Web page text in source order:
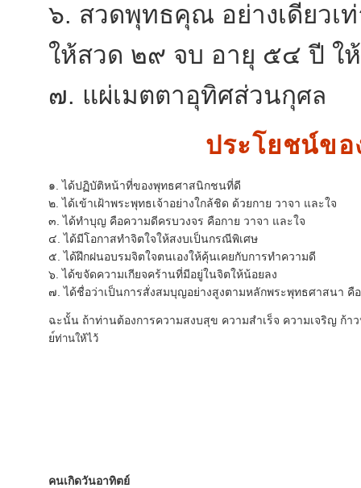
๖. สวดพุทธคุณ อย่างเดียวเ
ให้สวด ๒๙ จบ อายุ ๕๔ ปี ใ
๗. แผ่เมตตาอุทิศส่วนกุศล
ประโยชน์ข
๑. ได้ปฏิบัติหน้าที่ของพุทธศาสนิกชนที่ดี
๒. ได้เข้าเฝ้าพระพุทธเจ้าอย่างใกล้ชิด ด้วยกาย วาจา และใจ
๓. ได้ทำบุญ คือความดีครบวงจร คือกาย วาจา และใจ
๔. ได้มีโอกาสทำจิตใจให้สงบเป็นกรณีพิเศษ
๕. ได้ฝึกฝนอบรมจิตใจตนเองให้คุ้นเคยกับการทำความดี
๖. ได้ขจัดความเกียจคร้านที่มีอยู่ในจิตให้น้อยลง
๗. ได้ชื่อว่าเป็นการสั่งสมบุญอย่างสูงตามหลักพระพุทธศาสนา คื
ฉะนั้น ถ้าท่านต้องการความสงบสุข ความสำเร็จ ความเจริญ ก้
ย์ท่านให้ไว้
คนเกิดวันอาทิตย์